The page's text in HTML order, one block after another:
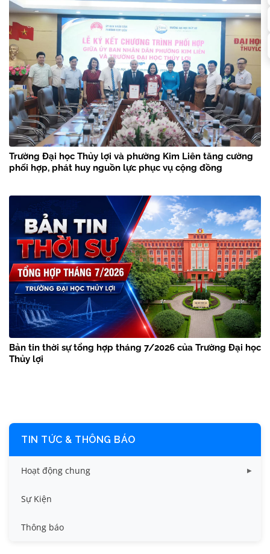
Trường Đại học Thủy lợi và phường Kim Liên tăng cường
phối hợp, phát huy nguồn lực phục vụ cộng đồng
Bản tin thời sự tổng hợp tháng 7/2026 của Trường Đại học
Thủy lợi
TIN TỨC & THÔNG BÁO
Hoạt động chung
Tin công tác sinh viên
Tin đào tạo
Sự Kiện
Thông báo